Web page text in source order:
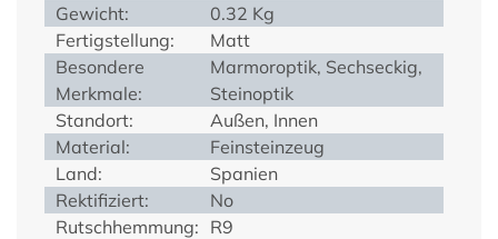
Gewicht:
0.32 Kg
Fertigstellung:
Matt
Besondere
Merkmale:
Marmoroptik, Sechseckig,
Steinoptik
Standort:
Außen, Innen
Material:
Feinsteinzeug
Land:
Spanien
Rektifiziert:
No
Rutschhemmung: R9